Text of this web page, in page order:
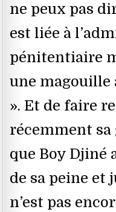
ne peux pas
est liée à
pénitentiaire
une magouille
». Et de faire
récemment
que Boy Djiné
de sa peine et
n’est pas